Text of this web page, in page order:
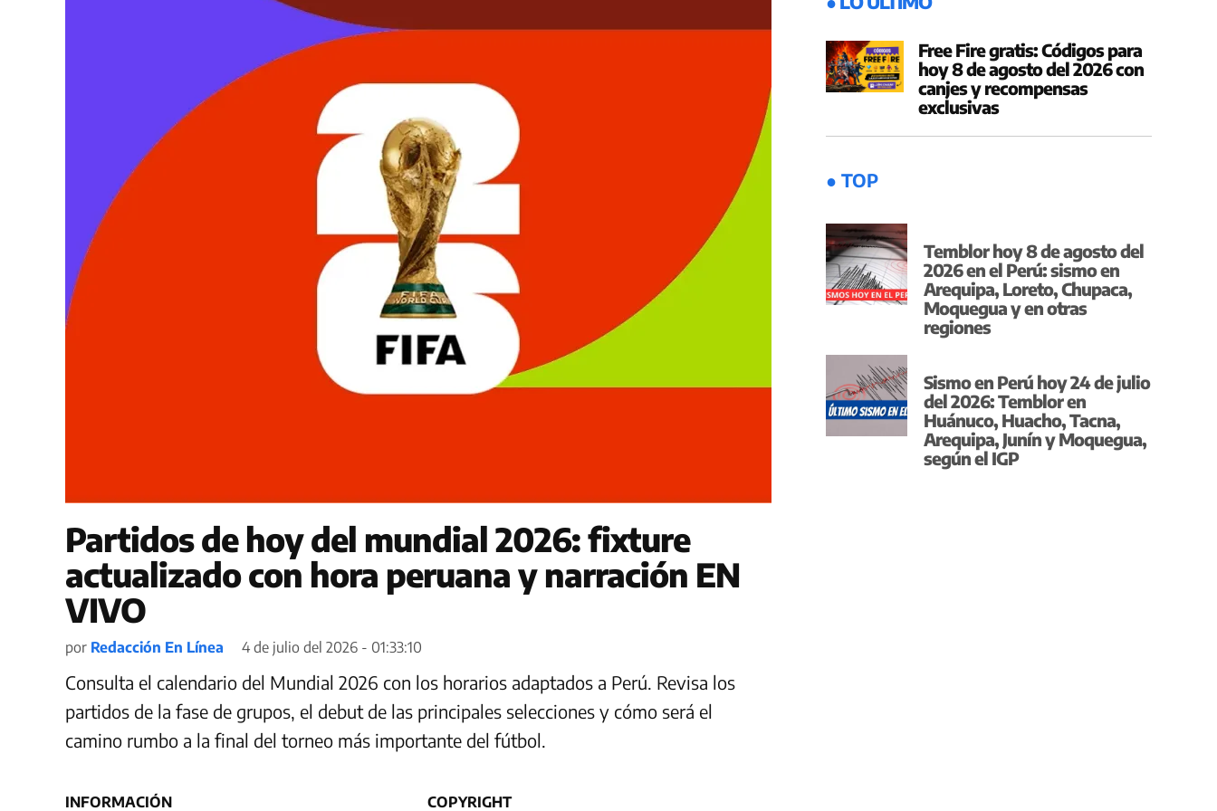
Partidos de hoy del mundial 2026: fixture
actualizado con hora peruana y narración EN
VIVO
por Redacción En Línea 4 de julio del 2026 - 01:33:10
Consulta el calendario del Mundial 2026 con los horarios adaptados a Perú. Revisa los
partidos de la fase de grupos, el debut de las principales selecciones y cómo será el
camino rumbo a la final del torneo más importante del fútbol.
Free Fire gratis: Códigos para
hoy 8 de agosto del 2026 con
canjes y recompensas
exclusivas
● TOP
Temblor hoy 8 de agosto del
2026 en el Perú: sismo en
Arequipa, Loreto, Chupaca,
Moquegua y en otras
regiones
Sismo en Perú hoy 24 de julio
del 2026: Temblor en
Huánuco, Huacho, Tacna,
Arequipa, Junín y Moquegua,
según el IGP
INFORMACIÓN COPYRIGHT